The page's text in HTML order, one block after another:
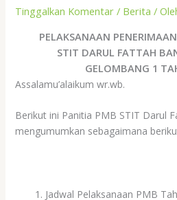
Tinggalkan Komentar / Berita /
PELAKSANAAN
STIT DARUL FATTAH
GELOMBANG 1
Assalamu’alaikum wr.wb.
Berikut ini Panitia PMB STIT Darul
mengumumkan sebagaimana
Jadwal Pelaksanaan PMB